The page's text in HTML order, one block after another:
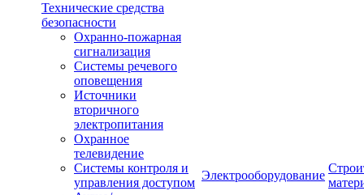
Технические средства
безопасности
Охранно-пожарная
сигнализация
Системы речевого
оповещения
Источники
вторичного
электропитания
Охранное
телевидение
Системы контроля и
управления доступом
Электрооборудование